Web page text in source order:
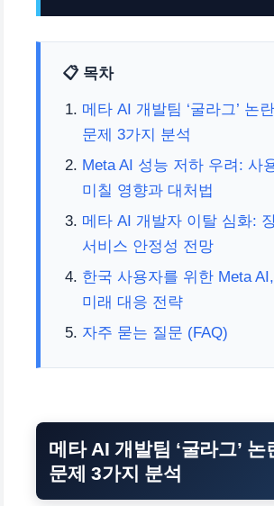
📋 목차
메타 AI 개발팀 ‘굴라그’ 논
문제 3가지 분석
Meta AI 성능 저하 우려: 사
미칠 영향과 대처법
메타 AI 개발자 이탈 심화:
서비스 안정성 전망
한국 사용자를 위한 Meta
미래 대응 전략
자주 묻는 질문 (FAQ)
메타 AI 개발팀 ‘굴라그’ 논
문제 3가지 분석